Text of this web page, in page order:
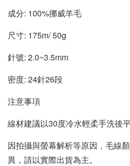
成分: 100%挪威羊毛
尺寸: 175m/ 50g
針號: 2.0~3.5mm
密度: 24針26段
注意事項
線材建議以30度冷水輕柔手洗後
因拍攝與螢幕解析等原因，毛線
異，請以實際出貨為主。